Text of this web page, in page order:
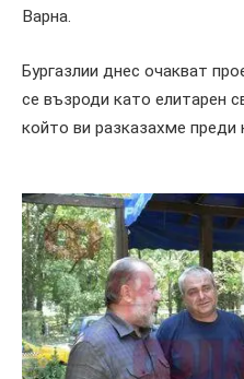
Варна.
Бургазлии днес очакват
се възроди като елитарен
който ви разказахме преди